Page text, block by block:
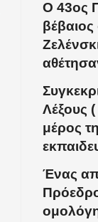
Ο 43ος
Λέξους
μέρος
Ένας